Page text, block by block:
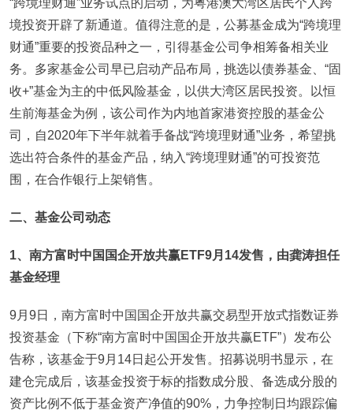
“跨境理财通”业务试点的启动，为粤港澳大湾区居民个人跨
境投资开辟了新通道。值得注意的是，公募基金成为“跨境理
财通”重要的投资品种之一，引得基金公司争相筹备相关业
务。多家基金公司早已启动产品布局，挑选以债券基金、“固
收+”基金为主的中低风险基金，以供大湾区居民投资。以恒
生前海基金为例，该公司作为内地首家港资控股的基金公
司，自2020年下半年就着手备战“跨境理财通”业务，希望挑
选出符合条件的基金产品，纳入“跨境理财通”的可投资范
围，在合作银行上架销售。
二、基金公司动态
1、南方富时中国国企开放共赢ETF9月14发售，由龚涛担任
基金经理
9月9日，南方富时中国国企开放共赢交易型开放式指数证券
投资基金（下称“南方富时中国国企开放共赢ETF”）发布公
告称，该基金于9月14日起公开发售。招募说明书显示，在
建仓完成后，该基金投资于标的指数成分股、备选成分股的
资产比例不低于基金资产净值的90%，力争控制日均跟踪偏